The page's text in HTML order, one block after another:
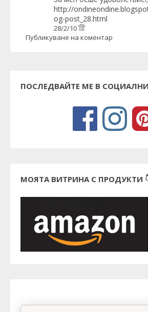
http://
og-post_28.html
28/2/10
Публикуване на коментар
ПОСЛЕДВАЙТЕ МЕ В
МОЯТА ВИТРИНА С ПРОДУКТИ